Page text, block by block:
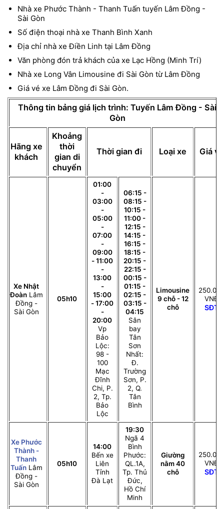
Nhà xe Phước Thành - Thanh Tuấn tuyến Lâm Đồng -
Sài Gòn
Số điện thoại nhà xe Thanh Bình Xanh
Địa chỉ nhà xe Điền Linh tại Lâm Đồng
Văn phòng đón trả khách của xe Lạc Hồng (Minh Trí)
Nhà xe Long Vân Limousine đi Sài Gòn từ Lâm Đồng
Giá vé xe Lâm Đồng đi Sài Gòn.
Thông tin bảng giá lịch trình: Tuyến Lâm Đồng - Sài
Gòn
Hãng xe
khách
Khoảng
thời
gian di
chuyển
Thời gian đi Loại xe Giá vé
Xe Nhật
ĐoànLâm
Đồng -
Sài Gòn
05h10
01:00
-
03:00
-
05:00
-
07:00
-
09:00
- 11:00
-
13:00
-
15:00
- 17:00
-
20:00
Vp
Bảo
Lộc:
98 -
100
Mạc
Đĩnh
Chi, P.
2, Tp.
Bảo
Lộc
06:15 -
08:15 -
10:15 -
11:00 -
12:15 -
14:15 -
16:15 -
18:15 -
20:15 -
22:15 -
00:15 -
01:15 -
02:15 -
03:15 -
04:15
Sân
bay
Tân
Sơn
Nhất:
Đ.
Trường
Sơn, P.
2, Q.
Tân
Bình
Limousine
9 chỗ - 12
chỗ
VNĐ
SĐT
Xe Phước
Thành -
Thanh
TuấnLâm
Đồng -
Sài Gòn
05h10
14:00
Bến xe
Liên
Tỉnh
Đà Lạt
19:30
Ngã 4
Bình
Phước:
QL.1A,
Tp. Thủ
Đức,
Hồ Chí
Minh
Giường
nằm 40
chỗ
VNĐ
SĐT